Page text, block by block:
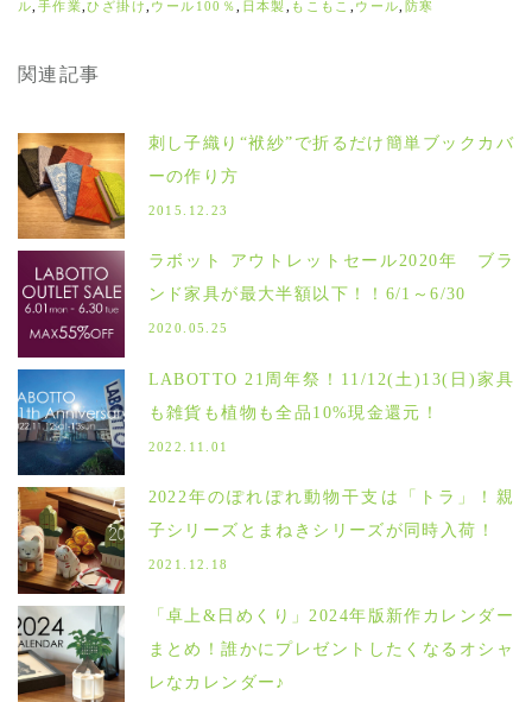
ル 手作業 ,ひざ掛け ウール100％ 日本製 もこもこ ウール 防寒
関連記事
刺し子織り“袱紗”で折るだけ簡単ブックカバ
ーの作り方
2015.12.23
ラボット アウトレットセール2020年 ブラ
ンド家具が最大半額以下！！6/1～6/30
2020.05.25
LABOTTO 21周年祭！11/12(土)13(日)家具
も雑貨も植物も全品10%現金還元！
2022.11.01
2022年のぽれぽれ動物干支は「トラ」！親
子シリーズとまねきシリーズが同時入荷！
2021.12.18
「卓上&日めくり」2024年版新作カレンダー
まとめ！誰かにプレゼントしたくなるオシャ
レなカレンダー♪